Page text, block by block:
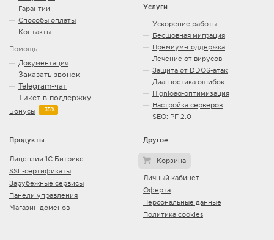
Гарантии
Способы оплаты
Контакты
Помощь
Документация
Заказать звонок
Telegram-чат
Тикет в поддержку
Бонусы +35%
Услуги
Ускорение работы
Бесшовная миграция
Премиум-поддержка
Лечение от вирусов
Защита от DDOS-атак
Диагностика ошибок
Highload-оптимизация
Настройка серверов
SEO: PF 2.0
Продукты
Лицензии 1С Битрикс
SSL-сертификаты
Зарубежные сервисы
Панели управления
Магазин доменов
Другое
Корзина
Личный кабинет
Оферта
Персональные данные
Политика cookies